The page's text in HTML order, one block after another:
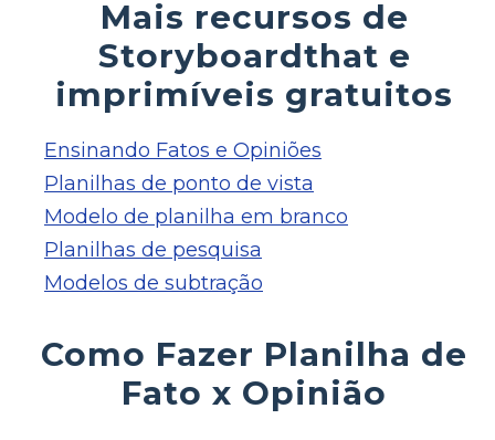
Mais recursos de
Storyboardthat e
imprimíveis gratuitos
Ensinando Fatos e Opiniões
Planilhas de ponto de vista
Modelo de planilha em branco
Planilhas de pesquisa
Modelos de subtração
Como Fazer Planilha de
Fato x Opinião